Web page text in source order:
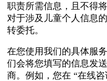
职责所需信息，且不得
对于涉及儿童个人信息
转委托。
在您使用我们的具体服
们会将您填写的信息发
商。例如，您在 “在线